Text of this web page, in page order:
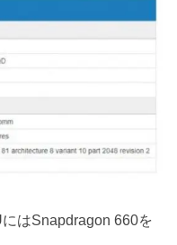
はSnapdragon 660を